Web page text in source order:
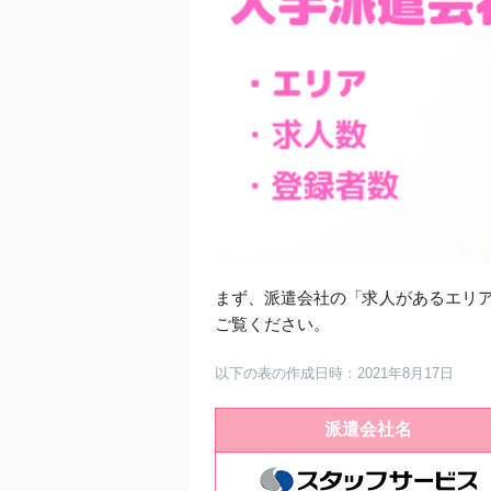
まず、派遣会社の「求人があるエリ
ご覧ください。
以下の表の作成日時： 2021年8月17日
派遣会社名